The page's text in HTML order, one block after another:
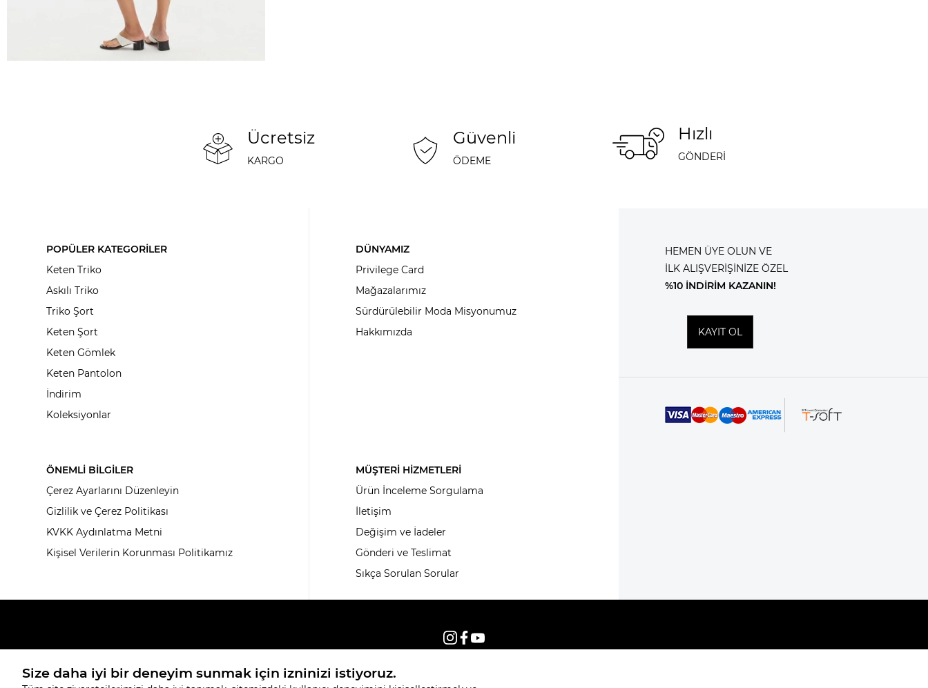
Ücretsiz
KARGO
Güvenli
ÖDEME
Hızlı
GÖNDERİ
POPÜLER KATEGORİLER
Keten Triko
Askılı Triko
Triko Şort
Keten Şort
Keten Gömlek
Keten Pantolon
İndirim
Koleksiyonlar
DÜNYAMIZ
Privilege Card
Mağazalarımız
Sürdürülebilir Moda Misyonumuz
Hakkımızda
ÖNEMLİ BİLGİLER
Çerez Ayarlarını Düzenleyin
Gizlilik ve Çerez Politikası
KVKK Aydınlatma Metni
Kişisel Verilerin Korunması Politikamız
MÜŞTERİ HİZMETLERİ
Ürün İnceleme Sorgulama
İletişim
Değişim ve İadeler
Gönderi ve Teslimat
Sıkça Sorulan Sorular
HEMEN ÜYE OLUN VE
İLK ALIŞVERİŞİNİZE ÖZEL
%10 İNDİRİM KAZANIN!
KAYIT OL
© 2026, Tüm hakları saklıdır KNITSS